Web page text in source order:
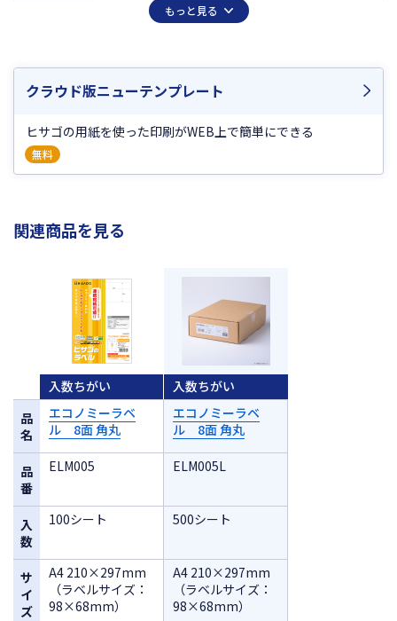
8（2×4）
ラベルのみ
の厚さ
0.10mm
坪量 144g/m2程度
もっと見る
クラウド版ニューテンプレート
ヒサゴの用紙を使った印刷がWEB上で簡単にできる
無料
関連商品を見る
品
名
品
番
入
数
サ
イ
ズ
入数ちがい
エコノミーラベ
ル 8面 角丸
ELM005
100シート
A4 210×297mm
（ラベルサイズ：
98×68mm）
入数ちがい
エコノミーラベ
ル 8面 角丸
ELM005L
500シート
A4 210×297mm
（ラベルサイズ：
98×68mm）